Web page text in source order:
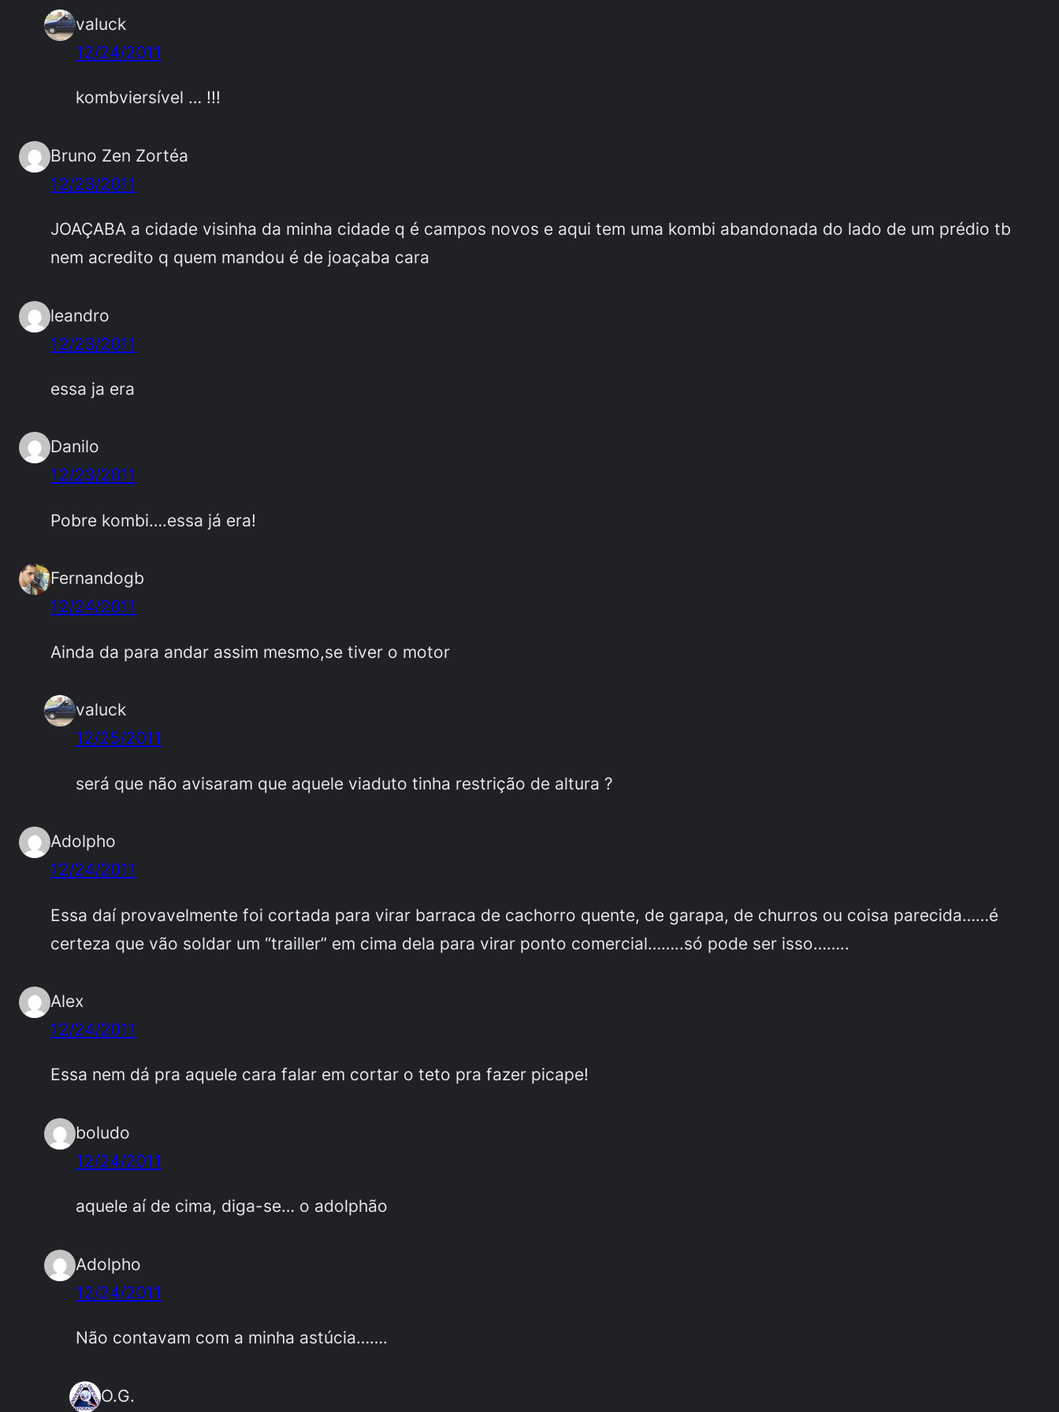
valuck
12/24/2011
kombviersível … !!!
Bruno Zen Zortéa
12/23/2011
JOAÇABA a cidade visinha da minha cidade q é campos novos e aqui tem uma kombi abandonada do lado de um prédio tb
nem acredito q quem mandou é de joaçaba cara
leandro
12/23/2011
essa ja era
Danilo
12/23/2011
Pobre kombi….essa já era!
Fernandogb
12/24/2011
Ainda da para andar assim mesmo,se tiver o motor
valuck
12/25/2011
será que não avisaram que aquele viaduto tinha restrição de altura ?
Adolpho
12/24/2011
Essa daí provavelmente foi cortada para virar barraca de cachorro quente, de garapa, de churros ou coisa parecida……é
certeza que vão soldar um “trailler” em cima dela para virar ponto comercial……..só pode ser isso……..
Alex
12/24/2011
Essa nem dá pra aquele cara falar em cortar o teto pra fazer picape!
boludo
12/24/2011
aquele aí de cima, diga-se… o adolphão
Adolpho
12/24/2011
Não contavam com a minha astúcia…….
O.G.